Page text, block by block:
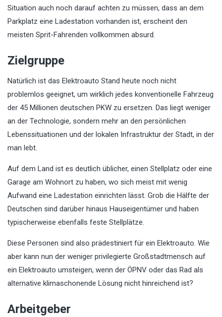
Situation auch noch darauf achten zu müssen, dass an dem
Parkplatz eine Ladestation vorhanden ist, erscheint den
meisten Sprit-Fahrenden vollkommen absurd.
Zielgruppe
Natürlich ist das Elektroauto Stand heute noch nicht
problemlos geeignet, um wirklich jedes konventionelle Fahrzeug
der 45 Millionen deutschen PKW zu ersetzen. Das liegt weniger
an der Technologie, sondern mehr an den persönlichen
Lebenssituationen und der lokalen Infrastruktur der Stadt, in der
man lebt.
Auf dem Land ist es deutlich üblicher, einen Stellplatz oder eine
Garage am Wohnort zu haben, wo sich meist mit wenig
Aufwand eine Ladestation einrichten lässt. Grob die Hälfte der
Deutschen sind darüber hinaus Hauseigentümer und haben
typischerweise ebenfalls feste Stellplätze.
Diese Personen sind also prädestiniert für ein Elektroauto. Wie
aber kann nun der weniger privilegierte Großstadtmensch auf
ein Elektroauto umsteigen, wenn der ÖPNV oder das Rad als
alternative klimaschonende Lösung nicht hinreichend ist?
Arbeitgeber